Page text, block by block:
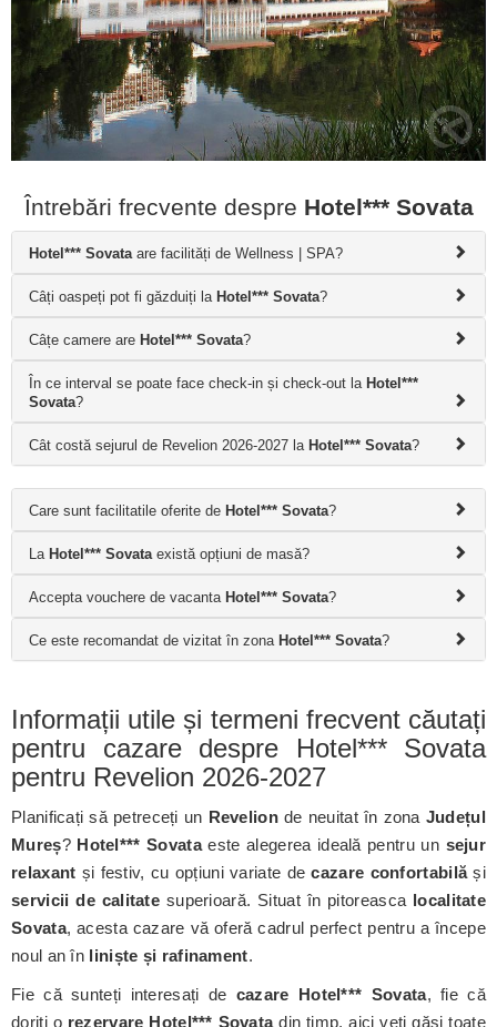
Întrebări frecvente despre Hotel*** Sovata
Hotel*** Sovata are facilități de Wellness | SPA?
Câți oaspeți pot fi găzduiți la Hotel*** Sovata?
Câțe camere are Hotel*** Sovata?
În ce interval se poate face check-in și check-out la Hotel***
Sovata?
Cât costă sejurul de Revelion 2026-2027 la Hotel*** Sovata?
Care sunt facilitatile oferite de Hotel*** Sovata?
La Hotel*** Sovata există opțiuni de masă?
Accepta vouchere de vacanta Hotel*** Sovata?
Ce este recomandat de vizitat în zona Hotel*** Sovata?
Informații utile și termeni frecvent căutați
pentru cazare despre Hotel*** Sovata
pentru Revelion 2026-2027
Planificați să petreceți un Revelionde neuitat în zona Județul
Mureș? Hotel*** Sovataeste alegerea ideală pentru un sejur
relaxant și festiv, cu opțiuni variate decazare confortabilăși
servicii de calitate superioară. Situat în pitoreasca localitate
Sovata, acesta cazare vă oferă cadrul perfect pentru a începe
noul an în liniște și rafinament.
Fie că sunteți interesați de cazare Hotel*** Sovata, fie că
doriți o rezervare Hotel*** Sovatadin timp, aici veți găsi toate